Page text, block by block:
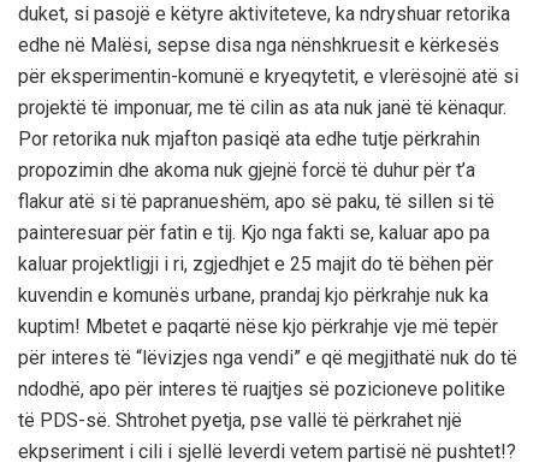
duket, si pasojë e këtyre aktiviteteve, ka ndryshuar retorika
edhe në Malësi, sepse disa nga nënshkruesit e kërkesës
për eksperimentin-komunë e kryeqytetit, e vlerësojnë atë si
projektë të imponuar, me të cilin as ata nuk janë të kënaqur.
Por retorika nuk mjafton pasiqë ata edhe tutje përkrahin
propozimin dhe akoma nuk gjejnë forcë të duhur për t’a
flakur atë si të papranueshëm, apo së paku, të sillen si të
painteresuar për fatin e tij. Kjo nga fakti se, kaluar apo pa
kaluar projektligji i ri, zgjedhjet e 25 majit do të bëhen për
kuvendin e komunës urbane, prandaj kjo përkrahje nuk ka
kuptim! Mbetet e paqartë nëse kjo përkrahje vje më tepër
për interes të “lëvizjes nga vendi” e që megjithatë nuk do të
ndodhë, apo për interes të ruajtjes së pozicioneve politike
të PDS-së. Shtrohet pyetja, pse vallë të përkrahet një
ekpseriment i cili i sjellë leverdi vetem partisë në pushtet!?